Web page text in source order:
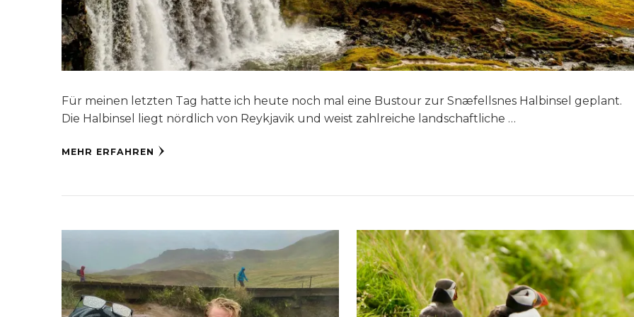
Für meinen letzten Tag hatte ich heute noch mal eine Bustour zur Snæfellsnes Halbinsel geplant.
Die Halbinsel liegt nördlich von Reykjavik und weist zahlreiche landschaftliche …
MEHR ERFAHREN